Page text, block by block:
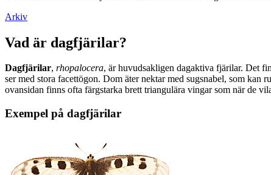
Arkiv
Vad är dagfjärilar?
Dagfjärilar, rhopalocera, är huvudsakligen dagaktiva fjärilar. Det
ser med stora facettögon. Dom äter nektar med sugsnabel, som
ovansidan finns ofta färgstarka brett triangulära vingar som när de
Exempel på dagfjärilar